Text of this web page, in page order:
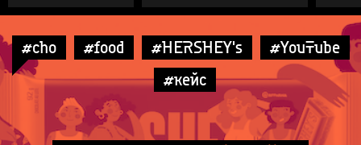
#cho #food #HERSHEY's
#YouTube
#кейс